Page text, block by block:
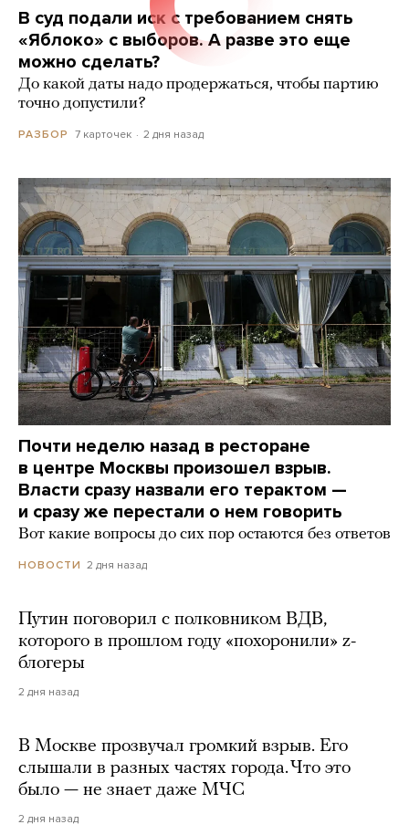
В суд подали иск с требованием снять
«Яблоко» с выборов. А разве это еще
можно сделать?
До какой даты надо продержаться, чтобы партию
точно допустили?
РАЗБОР 7 карточек 2 дня назад
Почти неделю назад в ресторане
в центре Москвы произошел взрыв.
Власти сразу назвали его терактом —
и сразу же перестали о нем говорить
Вот какие вопросы до сих пор остаются без ответов
НОВОСТИ 2 дня назад
Путин поговорил с полковником ВДВ,
которого в прошлом году «похоронили» z-
блогеры
2 дня назад
В Москве прозвучал громкий взрыв. Его
слышали в разных частях города. Что это
было — не знает даже МЧС
2 дня назад